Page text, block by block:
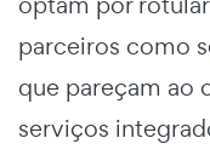
parceiros como
que pareçam ao
serviços